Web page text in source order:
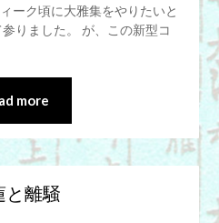
ーク頃に大雅集をやりたいと
りました。 が、この新型コ
more
と離騒